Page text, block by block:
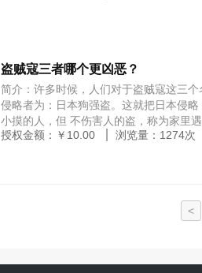
盗贼寇三者哪个更凶恶？
简介：许多时候，人们对于盗贼寇这三
侵略者为：日本狗强盗。这就把日本侵
小摸的人，但 不伤害人的盗，称为家里
伙，一般人们都称之为盗贼。实际上，
授权金额：￥ 10.00 浏览量： 1274次
<